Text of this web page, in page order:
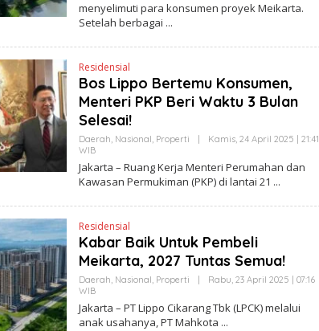
I
H
H
N
R
A
N
E
W
S
I
K
menyelimuti para konsumen proyek Meikarta.
Setelah berbagai
Residensial
Bos Lippo Bertemu Konsumen,
Menteri PKP Beri Waktu 3 Bulan
Selesai!
Daerah, Nasional, Properti
Kamis, 24 April 2025 | 21:41
WIBO
E
H
E
D
R
N
W
S
L
I
Jakarta – Ruang Kerja Menteri Perumahan dan
Kawasan Permukiman (PKP) di lantai 21
Residensial
Kabar Baik Untuk Pembeli
Meikarta, 2027 Tuntas Semua!
Daerah, Nasional, Properti
Rabu, 23 April 2025 | 07:16
WIBO
E
H
Jakarta – PT Lippo Cikarang Tbk (LPCK) melalui
anak usahanya, PT Mahkota